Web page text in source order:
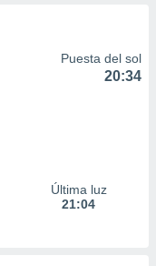
Puesta del sol
20:34
Última luz
21:04